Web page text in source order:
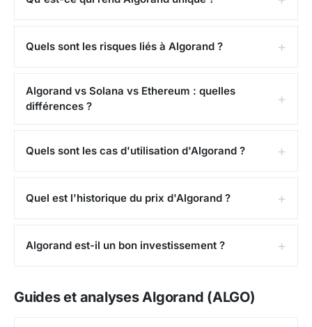
Où acheter du Algorand ?
France :Binance
. La paire la
Points forts et risques
académique de Silvio Micali (Turing Award) et d'une
et la finance institutionnelle valide le cas d'usage
Quels sont les risques liés à Algorand ?
Algorand vs Solana vs Ethereum : quelles
différences ?
Quels sont les cas d'utilisation d'Algorand ?
Quel est l'historique du prix d'Algorand ?
Algorand est-il un bon investissement ?
Guides et analyses Algorand (ALGO)